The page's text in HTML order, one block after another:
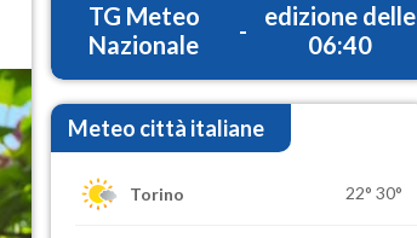
TG Meteo
Nazionale
-
edizione delle
06:40
Meteo città italiane
Torino 22° 30°